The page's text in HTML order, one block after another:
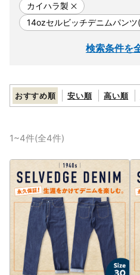
カイハラ製
14ozセルビッチデニムパンツ
検索条件を
おすすめ順 安い順 高い順
1~4件(全4件)